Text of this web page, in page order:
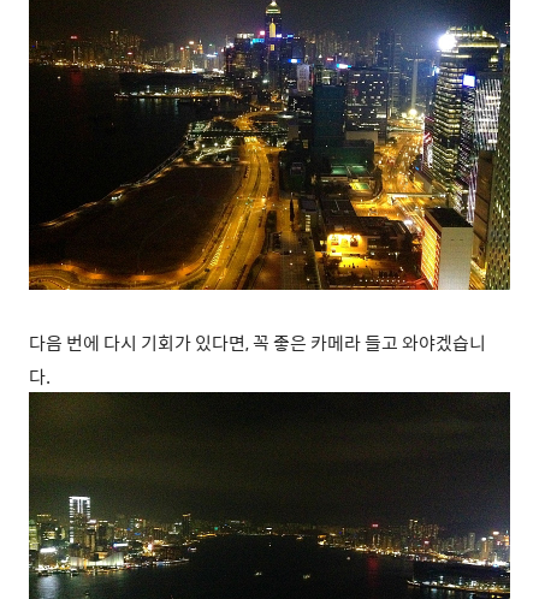
다음 번에 다시 기회가 있다면, 꼭 좋은 카메라 들고 와야겠습니
다.